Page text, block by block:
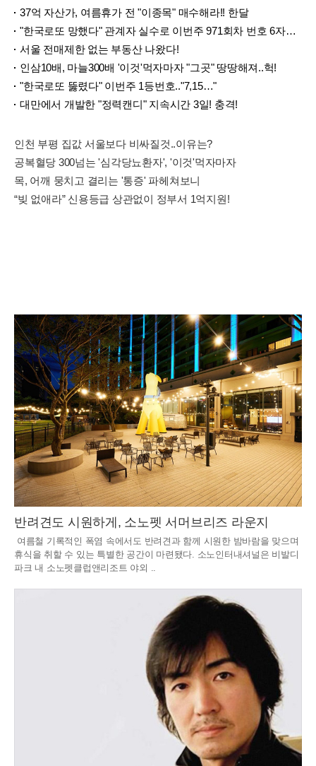
37억 자산가, 여름휴가 전 "이종목" 매수해라!! 한달
"한국로또 망했다" 관계자 실수로 이번주 971회차 번호 6자리 공개!? 꼭 확인해라!
서울 전매제한 없는 부동산 나왔다!
인삼10배, 마늘300배 '이것'먹자마자 "그곳" 땅땅해져..헉!
"한국로또 뚫렸다" 이번주 1등번호.."7,15…"
대만에서 개발한 "정력캔디" 지속시간 3일! 충격!
인천 부평 집값 서울보다 비싸질것..이유는?
공복혈당 300넘는 '심각당뇨환자', '이것'먹자마자
목, 어깨 뭉치고 결리는 '통증' 파헤쳐보니
“빚 없애라” 신용등급 상관없이 정부서 1억지원!
반려견도 시원하게, 소노펫 서머브리즈 라운지
여름철 기록적인 폭염 속에서도 반려견과 함께 시원한 밤바람을 맞으며
휴식을 취할 수 있는 특별한 공간이 마련됐다. 소노인터내셔널은 비발디
파크 내 소노펫클럽앤리조트 야외 ..